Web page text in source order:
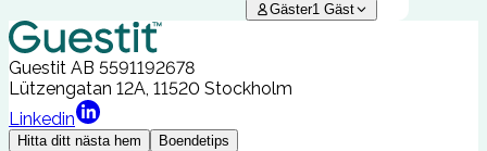
Gäster1 Gäst
Guestit AB 5591192678
Lützengatan 12A, 11520 Stockholm
Linkedin
Hitta ditt nästa hem Boendetips